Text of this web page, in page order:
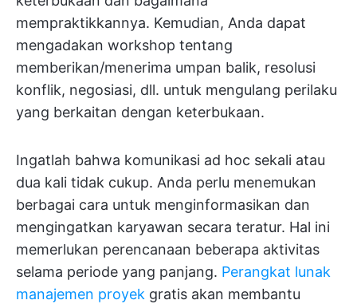
mempraktikkannya. Kemudian, Anda dapat
mengadakan workshop tentang
memberikan/menerima umpan balik, resolusi
konflik, negosiasi, dll. untuk mengulang perilaku
yang berkaitan dengan keterbukaan.
Ingatlah bahwa komunikasi ad hoc sekali atau
dua kali tidak cukup. Anda perlu menemukan
berbagai cara untuk menginformasikan dan
mengingatkan karyawan secara teratur. Hal ini
memerlukan perencanaan beberapa aktivitas
selama periode yang panjang. Perangkat lunak
manajemen proyek gratis akan membantu